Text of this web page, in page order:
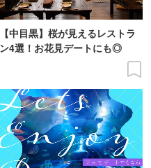
【中目黒】桜が見えるレストラ
ン4選！お花見デートにも◎